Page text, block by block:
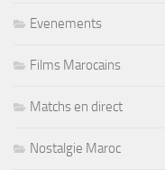
Evenements
Films Marocains
Matchs en direct
Nostalgie Maroc